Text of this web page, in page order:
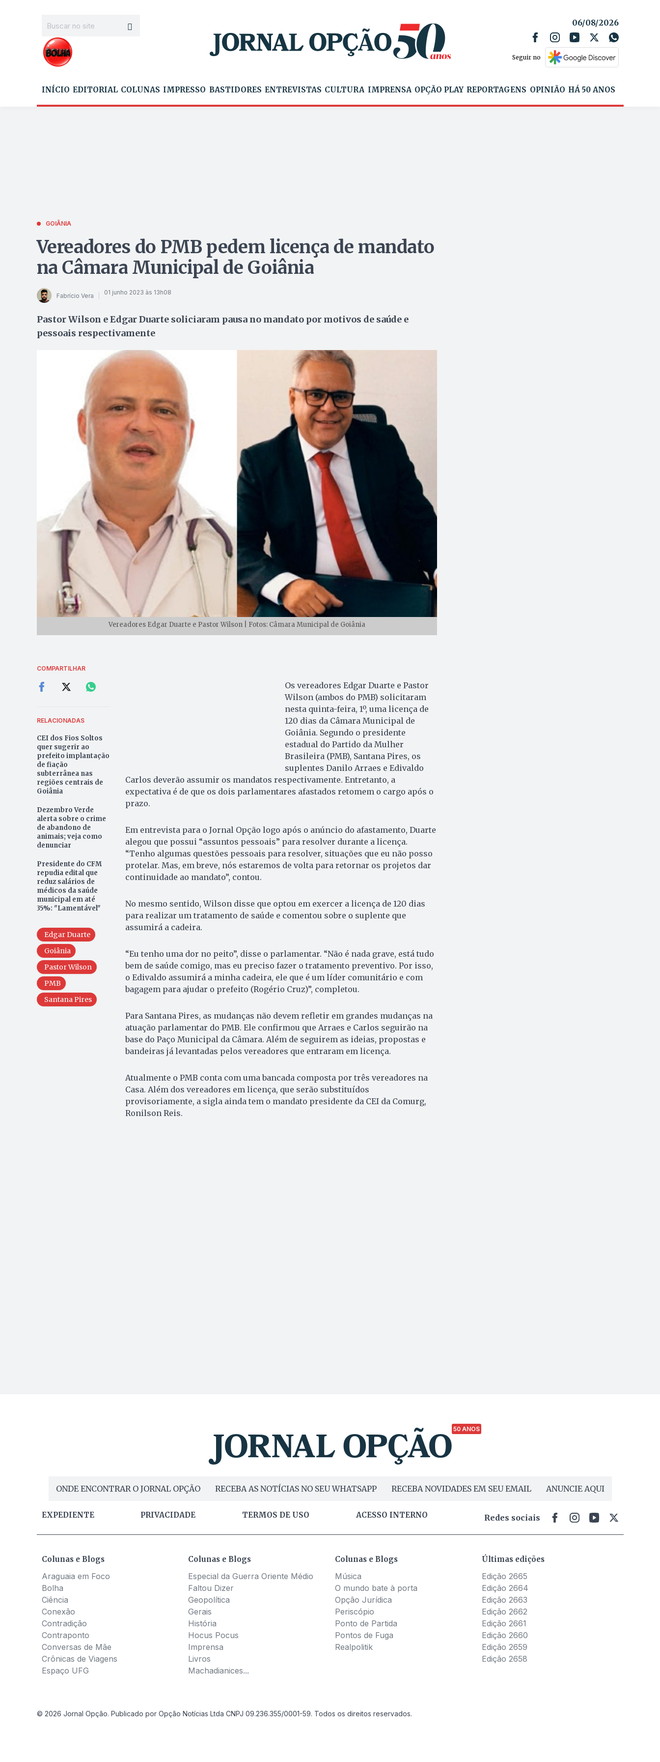
06/08/2026
Seguir no
INÍCIO EDITORIAL COLUNAS IMPRESSO BASTIDORES ENTREVISTAS CULTURA IMPRENSA OPÇÃO PLAY REPORTAGENS OPINIÃO HÁ 50 ANOS
GOIÂNIA
Vereadores do PMB pedem licença de mandato
na Câmara Municipal de Goiânia
Fabrício Vera 01 junho 2023 às 13h08
Pastor Wilson e Edgar Duarte soliciaram pausa no mandato por motivos de saúde e
pessoais respectivamente
Vereadores Edgar Duarte e Pastor Wilson | Fotos: Câmara Municipal de Goiânia
COMPARTILHAR
RELACIONADAS
CEI dos Fios Soltos
quer sugerir ao
prefeito implantação
de fiação
subterrânea nas
regiões centrais de
Goiânia
Dezembro Verde
alerta sobre o crime
de abandono de
animais; veja como
denunciar
Presidente do CFM
repudia edital que
reduz salários de
médicos da saúde
municipal em até
35%: "Lamentável"
Edgar Duarte
Goiânia
Pastor Wilson
PMB
Santana Pires
Os vereadores Edgar Duarte e Pastor
Wilson (ambos do PMB) solicitaram
nesta quinta-feira, 1º, uma licença de
120 dias da Câmara Municipal de
Goiânia. Segundo o presidente
estadual do Partido da Mulher
Brasileira (PMB), Santana Pires, os
suplentes Danilo Arraes e Edivaldo
Carlos deverão assumir os mandatos respectivamente. Entretanto, a
expectativa é de que os dois parlamentares afastados retomem o cargo após o
prazo.
Em entrevista para o Jornal Opção logo após o anúncio do afastamento, Duarte
alegou que possui “assuntos pessoais” para resolver durante a licença.
“Tenho algumas questões pessoais para resolver, situações que eu não posso
protelar. Mas, em breve, nós estaremos de volta para retornar os projetos dar
continuidade ao mandato”, contou.
No mesmo sentido, Wilson disse que optou em exercer a licença de 120 dias
para realizar um tratamento de saúde e comentou sobre o suplente que
assumirá a cadeira.
“Eu tenho uma dor no peito”, disse o parlamentar. “Não é nada grave, está tudo
bem de saúde comigo, mas eu preciso fazer o tratamento preventivo. Por isso,
o Edivaldo assumirá a minha cadeira, ele que é um líder comunitário e com
bagagem para ajudar o prefeito (Rogério Cruz)”, completou.
Para Santana Pires, as mudanças não devem refletir em grandes mudanças na
atuação parlamentar do PMB. Ele confirmou que Arraes e Carlos seguirão na
base do Paço Municipal da Câmara. Além de seguirem as ideias, propostas e
bandeiras já levantadas pelos vereadores que entraram em licença.
Atualmente o PMB conta com uma bancada composta por três vereadores na
Casa. Além dos vereadores em licença, que serão substituídos
provisoriamente, a sigla ainda tem o mandato presidente da CEI da Comurg,
Ronilson Reis.
50 ANOS
ONDE ENCONTRAR O JORNAL OPÇÃO RECEBA AS NOTÍCIAS NO SEU WHATSAPP RECEBA NOVIDADES EM SEU EMAIL ANUNCIE AQUI
EXPEDIENTE PRIVACIDADE TERMOS DE USO ACESSO INTERNO Redes sociais
Colunas e Blogs
Araguaia em Foco
Bolha
Ciência
Conexão
Contradição
Contraponto
Conversas de Mãe
Crônicas de Viagens
Espaço UFG
Colunas e Blogs
Especial da Guerra Oriente Médio
Faltou Dizer
Geopolítica
Gerais
História
Hocus Pocus
Imprensa
Livros
Machadianices...
Colunas e Blogs
Música
O mundo bate à porta
Opção Jurídica
Periscópio
Ponto de Partida
Pontos de Fuga
Realpolitik
Últimas edições
Edição 2665
Edição 2664
Edição 2663
Edição 2662
Edição 2661
Edição 2660
Edição 2659
Edição 2658
© 2026 Jornal Opção. Publicado por Opção Notícias Ltda CNPJ 09.236.355/0001-59. Todos os direitos reservados.